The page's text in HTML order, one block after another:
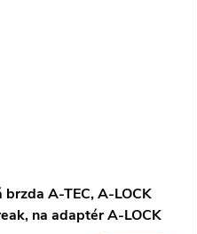
brzda A-TEC, A-LOCK
na adaptér A-LOCK